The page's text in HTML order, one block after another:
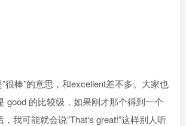
很棒”的意思，和excellent差不多。大家也
good 的比较级，如果刚才那个得到一个
我可能就会说”That‘s great!”这样别人听